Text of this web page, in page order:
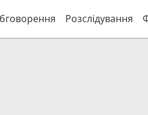
Розслідування